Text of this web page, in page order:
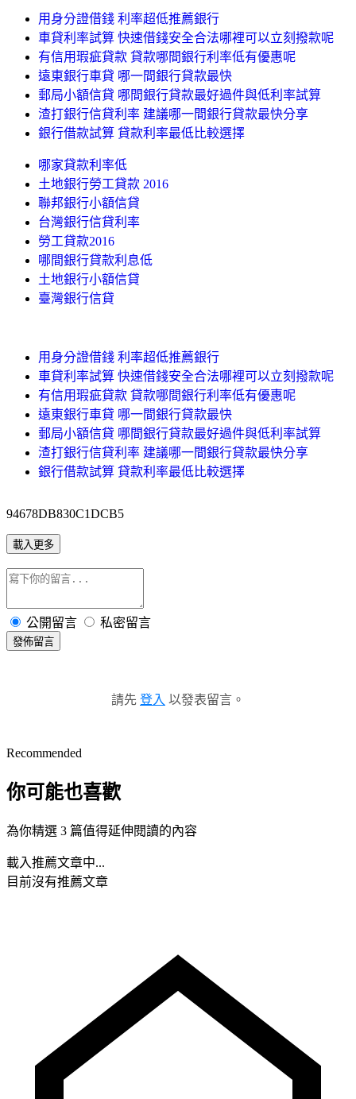
用身分證借錢 利率超低推薦銀行
車貸利率試算 快速借錢安全合法哪裡可以立刻撥款呢
有信用瑕疵貸款 貸款哪間銀行利率低有優惠呢
遠東銀行車貸 哪一間銀行貸款最快
郵局小額信貸 哪間銀行貸款最好過件與低利率試算
渣打銀行信貸利率 建議哪一間銀行貸款最快分享
銀行借款試算 貸款利率最低比較選擇
哪家貸款利率低
土地銀行勞工貸款 2016
聯邦銀行小額信貸
台灣銀行信貸利率
勞工貸款2016
哪間銀行貸款利息低
土地銀行小額信貸
臺灣銀行信貸
用身分證借錢 利率超低推薦銀行
車貸利率試算 快速借錢安全合法哪裡可以立刻撥款呢
有信用瑕疵貸款 貸款哪間銀行利率低有優惠呢
遠東銀行車貸 哪一間銀行貸款最快
郵局小額信貸 哪間銀行貸款最好過件與低利率試算
渣打銀行信貸利率 建議哪一間銀行貸款最快分享
銀行借款試算 貸款利率最低比較選擇
94678DB830C1DCB5
載入更多
公開留言 私密留言
發佈留言
請先 登入 以發表留言。
Recommended
你可能也喜歡
為你精選 3 篇值得延伸閱讀的內容
載入推薦文章中...
目前沒有推薦文章